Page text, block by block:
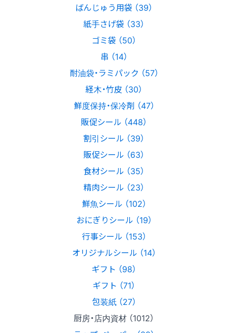
ばんじゅう用袋 （39）
紙手さげ袋 （33）
ゴミ袋 （50）
串 （14）
耐油袋・ラミパック （57）
経木・竹皮 （30）
鮮度保持・保冷剤 （47）
販促シール （448）
割引シール （39）
販促シール （63）
食材シール （35）
精肉シール （23）
鮮魚シール （102）
おにぎりシール （19）
行事シール （153）
オリジナルシール （14）
ギフト （98）
ギフト （71）
包装紙 （27）
厨房・店内資材 （1012）